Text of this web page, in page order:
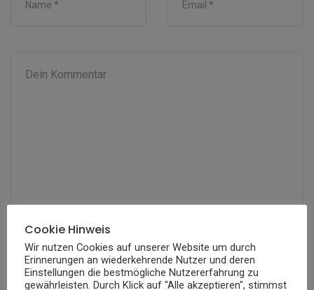
Name, E-Mail-Adresse und Website in diesem
Browser für meinen nächsten Kommentar
speichern.
Cookie Hinweis
Wir nutzen Cookies auf unserer Website um durch
Erinnerungen an wiederkehrende Nutzer und deren
Einstellungen die bestmögliche Nutzererfahrung zu
gewährleisten. Durch Klick auf "Alle akzeptieren", stimmst